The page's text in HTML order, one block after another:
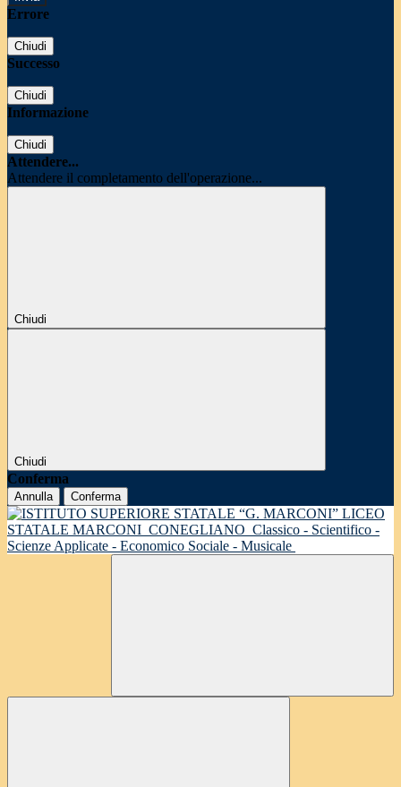
Errore
Chiudi
Successo
Chiudi
Informazione
Chiudi
Attendere...
Attendere il completamento dell'operazione...
Chiudi
Chiudi
Conferma
Annulla Conferma
LICEO
STATALE MARCONI CONEGLIANO Classico - Scientifico -
Scienze Applicate - Economico Sociale - Musicale